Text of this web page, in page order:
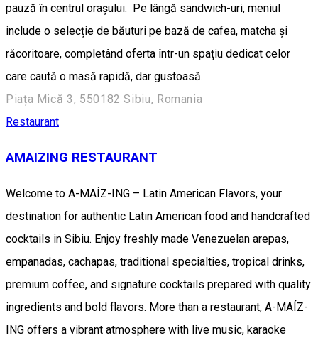
pauză în centrul orașului. Pe lângă sandwich-uri, meniul
include o selecție de băuturi pe bază de cafea, matcha și
răcoritoare, completând oferta într-un spațiu dedicat celor
care caută o masă rapidă, dar gustoasă.
Piața Mică 3, 550182 Sibiu, Romania
Restaurant
AMAIZING RESTAURANT
Welcome to A-MAÍZ-ING – Latin American Flavors, your
destination for authentic Latin American food and handcrafted
cocktails in Sibiu. Enjoy freshly made Venezuelan arepas,
empanadas, cachapas, traditional specialties, tropical drinks,
premium coffee, and signature cocktails prepared with quality
ingredients and bold flavors. More than a restaurant, A-MAÍZ-
ING offers a vibrant atmosphere with live music, karaoke